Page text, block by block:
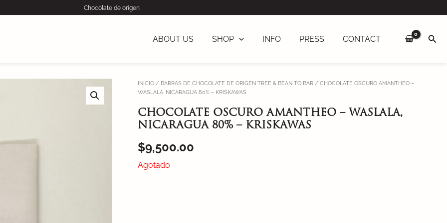
Chocolate de origen
ABOUT US SHOP INFO PRESS CONTACT
INICIO / BARRAS DE CHOCOLATE DE ORIGEN TREE & BEAN TO BAR / CHOCOLATE OSCURO AMANTHEO –
WASLALA, NICARAGUA 80% – KRISKAWAS
CHOCOLATE OSCURO AMANTHEO – WASLALA,
NICARAGUA 80% – KRISKAWAS
$9,500.00
Agotado